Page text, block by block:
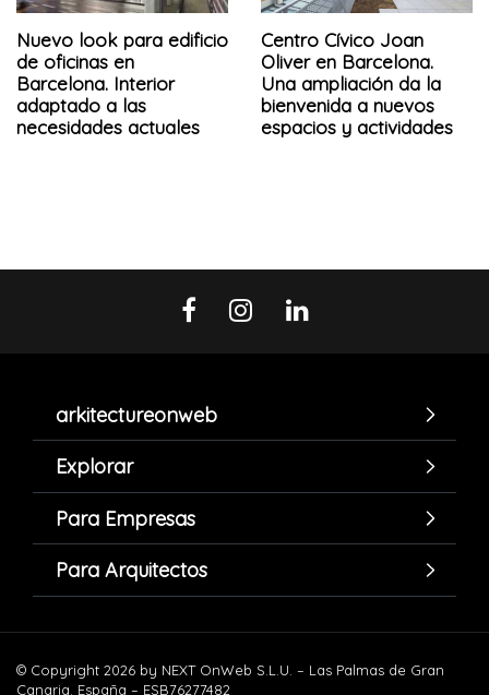
Nuevo look para edificio
de oficinas en
Barcelona. Interior
adaptado a las
necesidades actuales
Centro Cívico Joan
Oliver en Barcelona.
Una ampliación da la
bienvenida a nuevos
espacios y actividades
arkitectureonweb
Explorar
Para Empresas
Para Arquitectos
© Copyright 2026 by NEXT OnWeb S.L.U. – Las Palmas de Gran
Canaria. España – ESB76277482